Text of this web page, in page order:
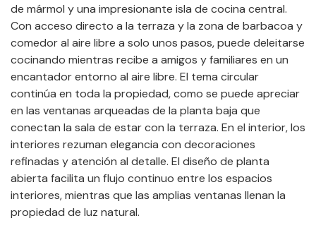
de mármol y una impresionante isla de cocina central.
Con acceso directo a la terraza y la zona de barbacoa y
comedor al aire libre a solo unos pasos, puede deleitarse
cocinando mientras recibe a amigos y familiares en un
encantador entorno al aire libre. El tema circular
continúa en toda la propiedad, como se puede apreciar
en las ventanas arqueadas de la planta baja que
conectan la sala de estar con la terraza. En el interior, los
interiores rezuman elegancia con decoraciones
refinadas y atención al detalle. El diseño de planta
abierta facilita un flujo continuo entre los espacios
interiores, mientras que las amplias ventanas llenan la
propiedad de luz natural.